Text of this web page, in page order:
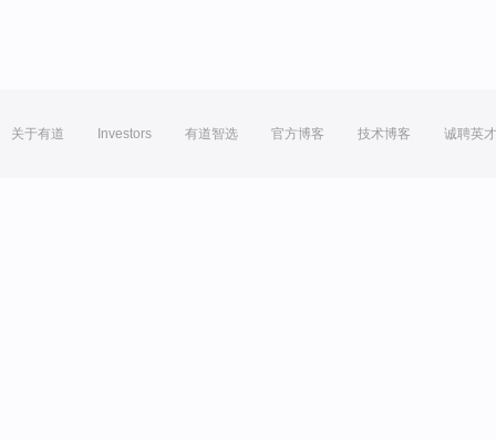
关于有道 Investors 有道智选 官方博客 技术博客 诚聘英才